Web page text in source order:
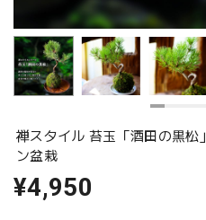
禅スタイル 苔玉「酒田の黒松
ン盆栽
¥4,950